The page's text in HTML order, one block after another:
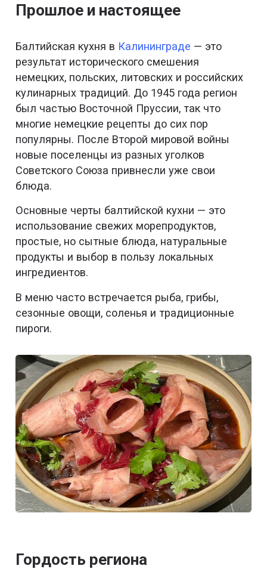
Прошлое и настоящее
Балтийская кухня в Калининграде — это
результат исторического смешения
немецких, польских, литовских и российских
кулинарных традиций. До 1945 года регион
был частью Восточной Пруссии, так что
многие немецкие рецепты до сих пор
популярны. После Второй мировой войны
новые поселенцы из разных уголков
Советского Союза привнесли уже свои
блюда.
Основные черты балтийской кухни — это
использование свежих морепродуктов,
простые, но сытные блюда, натуральные
продукты и выбор в пользу локальных
ингредиентов.
В меню часто встречается рыба, грибы,
сезонные овощи, соленья и традиционные
пироги.
Гордость региона